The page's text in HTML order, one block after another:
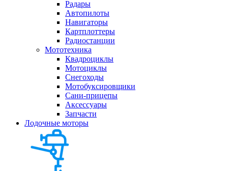
Радары
Автопилоты
Навигаторы
Картплоттеры
Радиостанции
Мототехника
Квадроциклы
Мотоциклы
Снегоходы
Мотобуксировщики
Сани-прицепы
Аксессуары
Запчасти
Лодочные моторы